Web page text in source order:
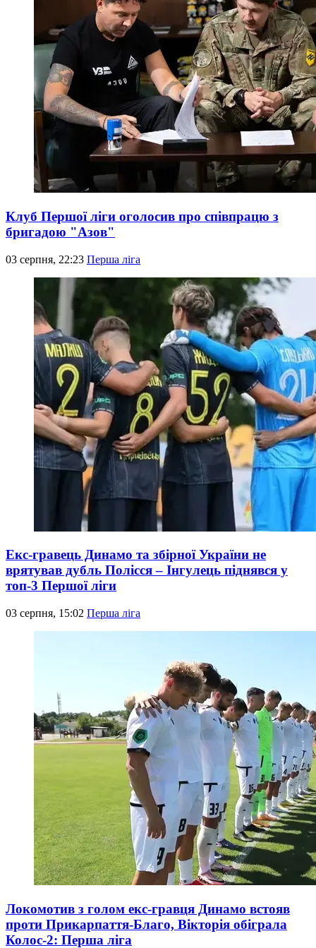
Клуб Першої ліги оголосив про співпрацю з
бригадою "Азов"
03 серпня, 22:23 Перша ліга
Екс-гравець Динамо та збірної України не
врятував дубль Полісся – Інгулець піднявся у
топ-3 Першої ліги
03 серпня, 15:02 Перша ліга
Локомотив з голом екс-гравця Динамо встояв
проти Прикарпаття-Благо, Вікторія обіграла
Колос-2: Перша ліга